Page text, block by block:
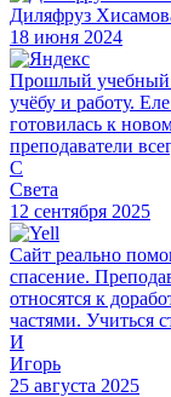
Диляфруз
18 июня 2024
Прошлый учебный
учёбу и работу.
готовилась к
преподаватели
С
Света
12 сентября 2025
Сайт реально
спасение.
относятся к
частями. Учиться
И
Игорь
25 августа 2025